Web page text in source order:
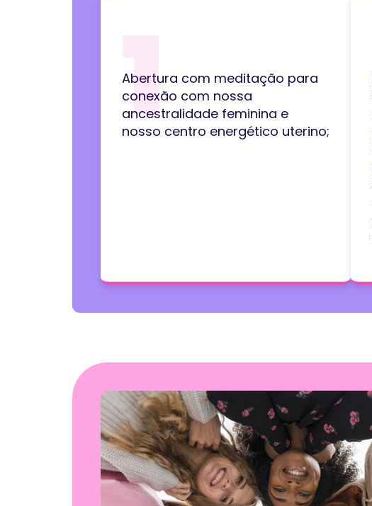
1
Abertura com meditação para
conexão com nossa
ancestralidade feminina e
nosso centro energético uterino;